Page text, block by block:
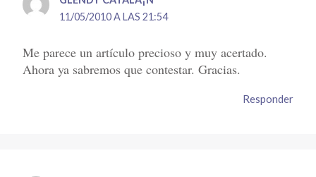
11/05/2010 A LAS 21:54
Me parece un artículo precioso y muy acertado.
Ahora ya sabremos que contestar. Gracias.
Responder